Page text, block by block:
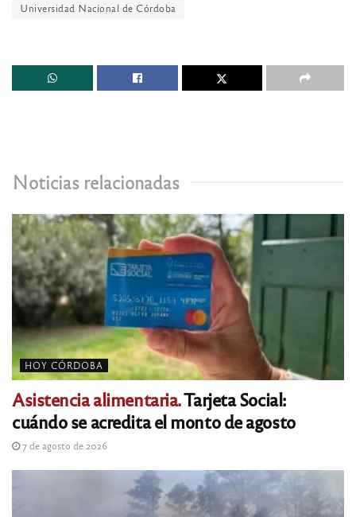
Universidad Nacional de Córdoba
Noticias relacionadas
HOY CÓRDOBA
Asistencia alimentaria.Tarjeta Social:
cuándo se acredita el monto de agosto
7 de agosto de 2026